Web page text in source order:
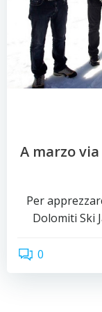
A marzo
Per
Dolomiti Ski
0